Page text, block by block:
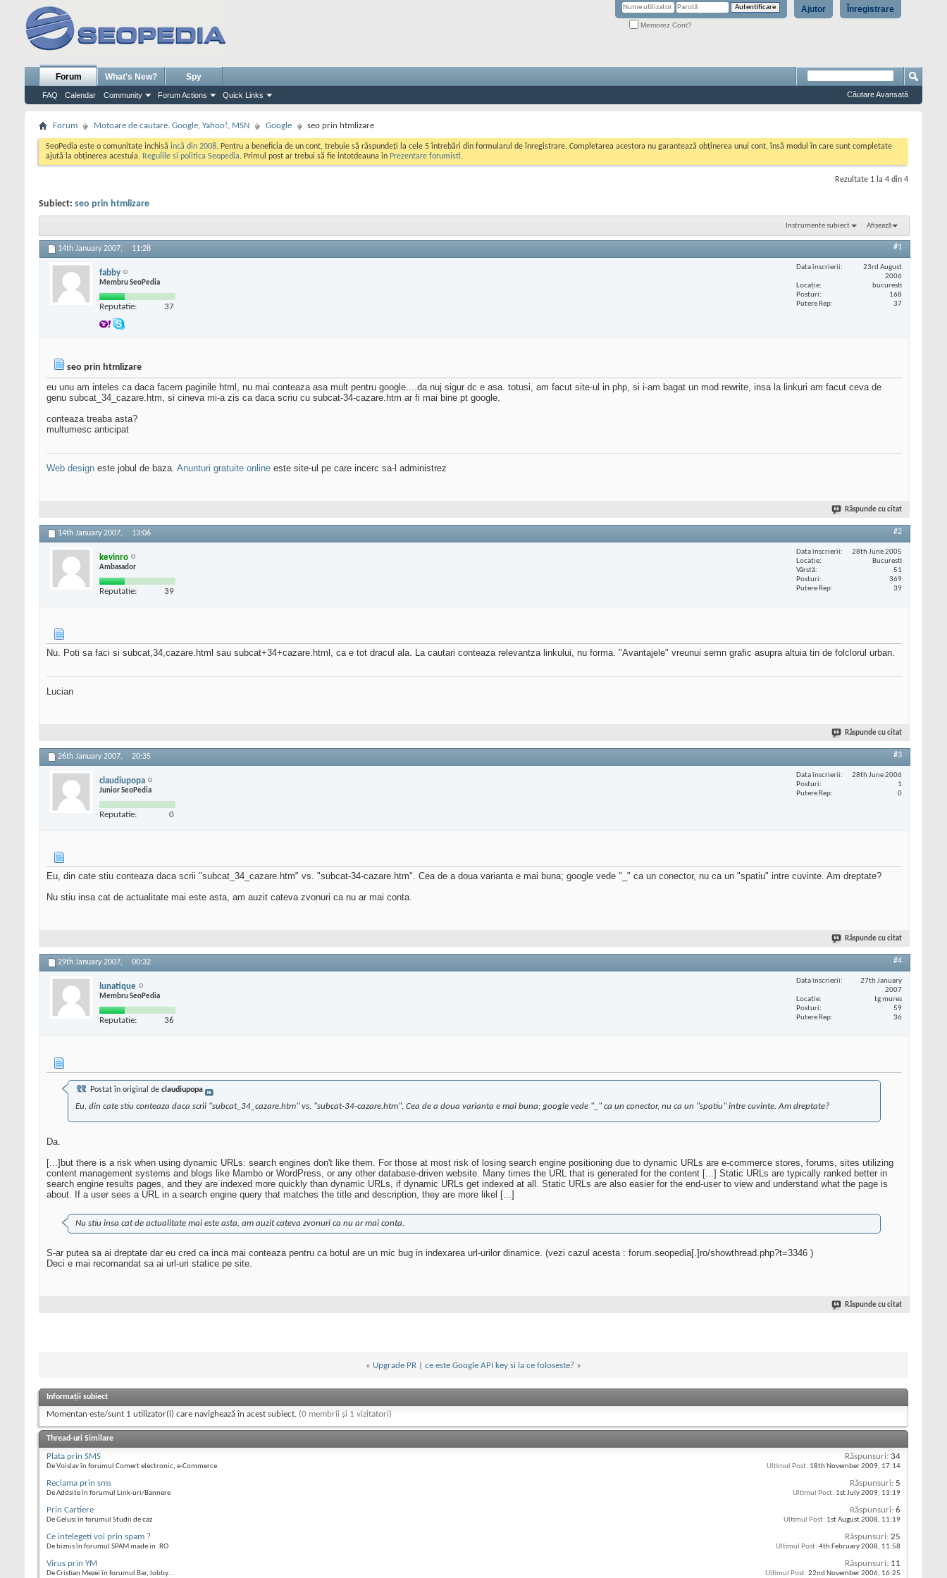
Înregistrare
Ajutor
Memorez Cont?
Forum
FAQ Calendar Community Forum Actions Quick Links
What's New? Spy
Căutare Avansată
Forum Motoare de cautare. Google, Yahoo!, MSN Google seo prin htmlizare
SeoPedia este o comunitate inchisă incă din 2008. Pentru a beneficia de un cont, trebuie să răspundeți la cele 5 întrebări din formularul de înregistrare. Completarea acestora nu garantează obținerea unui cont, însă modul în care sunt completate
ajută la obținerea acestuia. Regulile si politica Seopedia. Primul post ar trebui să fie intotdeauna in Prezentare forumisti.
Rezultate 1 la 4 din 4
Subiect: seo prin htmlizare
Instrumente subiect Afișează
14th January 2007, 11:28 #1
fabby
Membru SeoPedia
Reputatie: 37
Data înscrierii
23rd August
2006
Locaţie
bucuresti
Posturi
168
Putere Rep
37
seo prin htmlizare
eu unu am inteles ca daca facem paginile html, nu mai conteaza asa mult pentru google....da nuj sigur dc e asa. totusi, am facut site-ul in php, si i-am bagat un mod rewrite, insa la linkuri am facut ceva de
genu subcat_34_cazare.htm, si cineva mi-a zis ca daca scriu cu subcat-34-cazare.htm ar fi mai bine pt google.
conteaza treaba asta?
multumesc anticipat
Web design este jobul de baza. Anunturi gratuite online este site-ul pe care incerc sa-l administrez
Răspunde cu citat
14th January 2007, 13:06 #2
kevinro
Ambasador
Reputatie: 39
Data înscrierii
28th June 2005
Locaţie
Bucuresti
Vârstă
51
Posturi
369
Putere Rep
39
Nu. Poti sa faci si subcat,34,cazare.html sau subcat+34+cazare.html, ca e tot dracul ala. La cautari conteaza relevantza linkului, nu forma. "Avantajele" vreunui semn grafic asupra altuia tin de folclorul urban.
Lucian
Răspunde cu citat
26th January 2007, 20:35 #3
claudiupopa
Junior SeoPedia
Reputatie: 0
Data înscrierii
28th June 2006
Posturi
1
Putere Rep
0
Eu, din cate stiu conteaza daca scrii "subcat_34_cazare.htm" vs. "subcat-34-cazare.htm". Cea de a doua varianta e mai buna; google vede "_" ca un conector, nu ca un "spatiu" intre cuvinte. Am dreptate?
Nu stiu insa cat de actualitate mai este asta, am auzit cateva zvonuri ca nu ar mai conta.
Răspunde cu citat
29th January 2007, 00:32 #4
lunatique
Membru SeoPedia
Reputatie: 36
Data înscrierii
27th January
2007
Locaţie
tg mures
Posturi
59
Putere Rep
36
Postat în original de claudiupopa
Eu, din cate stiu conteaza daca scrii "subcat_34_cazare.htm" vs. "subcat-34-cazare.htm". Cea de a doua varianta e mai buna; google vede "_" ca un conector, nu ca un "spatiu" intre cuvinte. Am dreptate?
Da.
[...]but there is a risk when using dynamic URLs: search engines don't like them. For those at most risk of losing search engine positioning due to dynamic URLs are e-commerce stores, forums, sites utilizing
content management systems and blogs like Mambo or WordPress, or any other database-driven website. Many times the URL that is generated for the content [...] Static URLs are typically ranked better in
search engine results pages, and they are indexed more quickly than dynamic URLs, if dynamic URLs get indexed at all. Static URLs are also easier for the end-user to view and understand what the page is
about. If a user sees a URL in a search engine query that matches the title and description, they are more likel [...]
Nu stiu insa cat de actualitate mai este asta, am auzit cateva zvonuri ca nu ar mai conta.
S-ar putea sa ai dreptate dar eu cred ca inca mai conteaza pentru ca botul are un mic bug in indexarea url-urilor dinamice. (vezi cazul acesta : forum.seopedia[.]ro/showthread.php?t=3346 )
Deci e mai recomandat sa ai url-uri statice pe site.
Răspunde cu citat
« Upgrade PR ce este Google API key si la ce foloseste? »
Informații subiect
Momentan este/sunt 1 utilizator(i) care navighează în acest subiect. (0 membrii și 1 vizitatori)
Thread-uri Similare
Plata prin SMS
De Voislav în forumul Comert electronic, e-Commerce
Răspunsuri: 34
Ultimul Post: 18th November 2009, 17:14
Reclama prin sms
De Addsite în forumul Link-uri/Bannere
Răspunsuri: 5
Ultimul Post: 1st July 2009, 13:19
Prin Cartiere
De Gelusi în forumul Studii de caz
Răspunsuri: 6
Ultimul Post: 1st August 2008, 11:19
Ce intelegeti voi prin spam ?
De biznis în forumul SPAM made in .RO
Răspunsuri: 25
Ultimul Post: 4th February 2008, 11:58
Virus prin YM
De Cristian Mezei în forumul Bar, lobby...
Răspunsuri: 11
Ultimul Post: 22nd November 2006, 16:25